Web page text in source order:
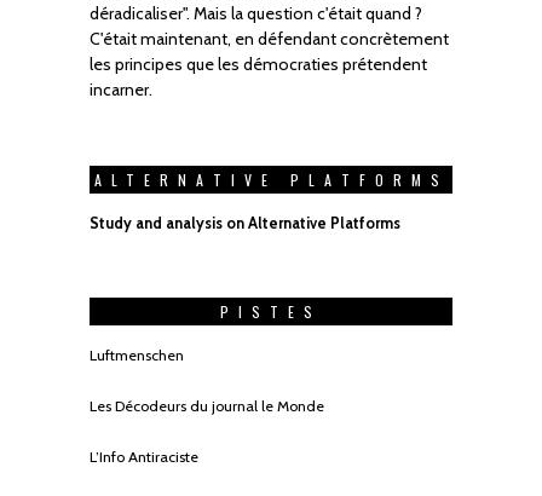
déradicaliser". Mais la question c'était quand ?
C'était maintenant, en défendant concrètement
les principes que les démocraties prétendent
incarner.
ALTERNATIVE PLATFORMS
Study and analysis on Alternative Platforms
PISTES
Luftmenschen
Les Décodeurs du journal le Monde
L’Info Antiraciste